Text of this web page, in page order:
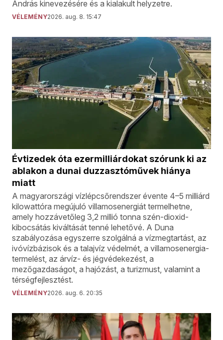
András kinevezésére és a kialakult helyzetre.
VÉLEMÉNY2026. aug. 8. 15:47
Évtizedek óta ezermilliárdokat szórunk ki az
ablakon a dunai duzzasztóművek hiánya
miatt
A magyarországi vízlépcsőrendszer évente 4–5 milliárd
kilowattóra megújuló villamosenergiát termelhetne,
amely hozzávetőleg 3,2 millió tonna szén-dioxid-
kibocsátás kiváltását tenné lehetővé. A Duna
szabályozása egyszerre szolgálná a vízmegtartást, az
ivóvízbázisok és a talajvíz védelmét, a villamosenergia-
termelést, az árvíz- és jégvédekezést, a
mezőgazdaságot, a hajózást, a turizmust, valamint a
térségfejlesztést.
VÉLEMÉNY2026. aug. 6. 20:35